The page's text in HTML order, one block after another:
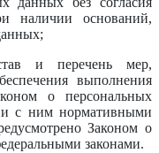
наличии оснований,
и перечень мер,
выполнения
о персональных
с ним нормативными
Законом о
законами.